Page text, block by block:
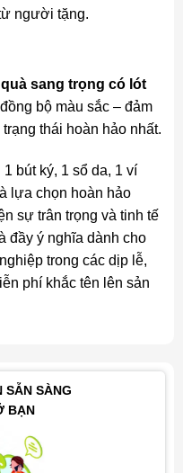
người tặng.
quà sang trọng có lót
bộ màu sắc – đảm
thái hoàn hảo nhất.
bút ký, 1 sổ da, 1 ví
lựa chọn hoàn hảo
sự trân trọng và tinh tế
đầy ý nghĩa dành cho
trong các dịp lễ,
phí khắc tên lên sản
SẴN SÀNG
BẠN